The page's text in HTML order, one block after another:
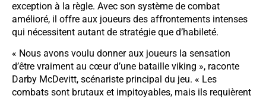
exception à la règle. Avec son système de combat
amélioré, il offre aux joueurs des affrontements intenses
qui nécessitent autant de stratégie que d’habileté.
« Nous avons voulu donner aux joueurs la sensation
d’être vraiment au cœur d’une bataille viking », raconte
Darby McDevitt, scénariste principal du jeu. « Les
combats sont brutaux et impitoyables, mais ils requièrent